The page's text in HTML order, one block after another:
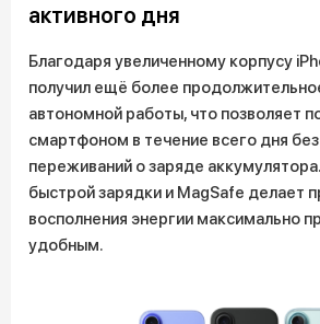
активного дня
Благодаря увеличенному корпусу
получил ещё более
автономной работы, что позволяет
смартфоном в течение всего дня
переживаний о заряде
быстрой зарядки и MagSafe делает
восполнения энергии максимально
удобным.